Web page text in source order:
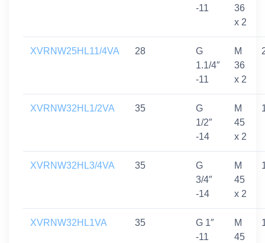
-11
36
x 2
XVRNW25HL11/4VA 28
G
1.1/4″
-11
M
36
x 2
XVRNW32HL1/2VA 35
G
1/2″
-14
M
45
x 2
XVRNW32HL3/4VA 35
G
3/4″
-14
M
45
x 2
XVRNW32HL1VA 35
G 1″
-11
M
45